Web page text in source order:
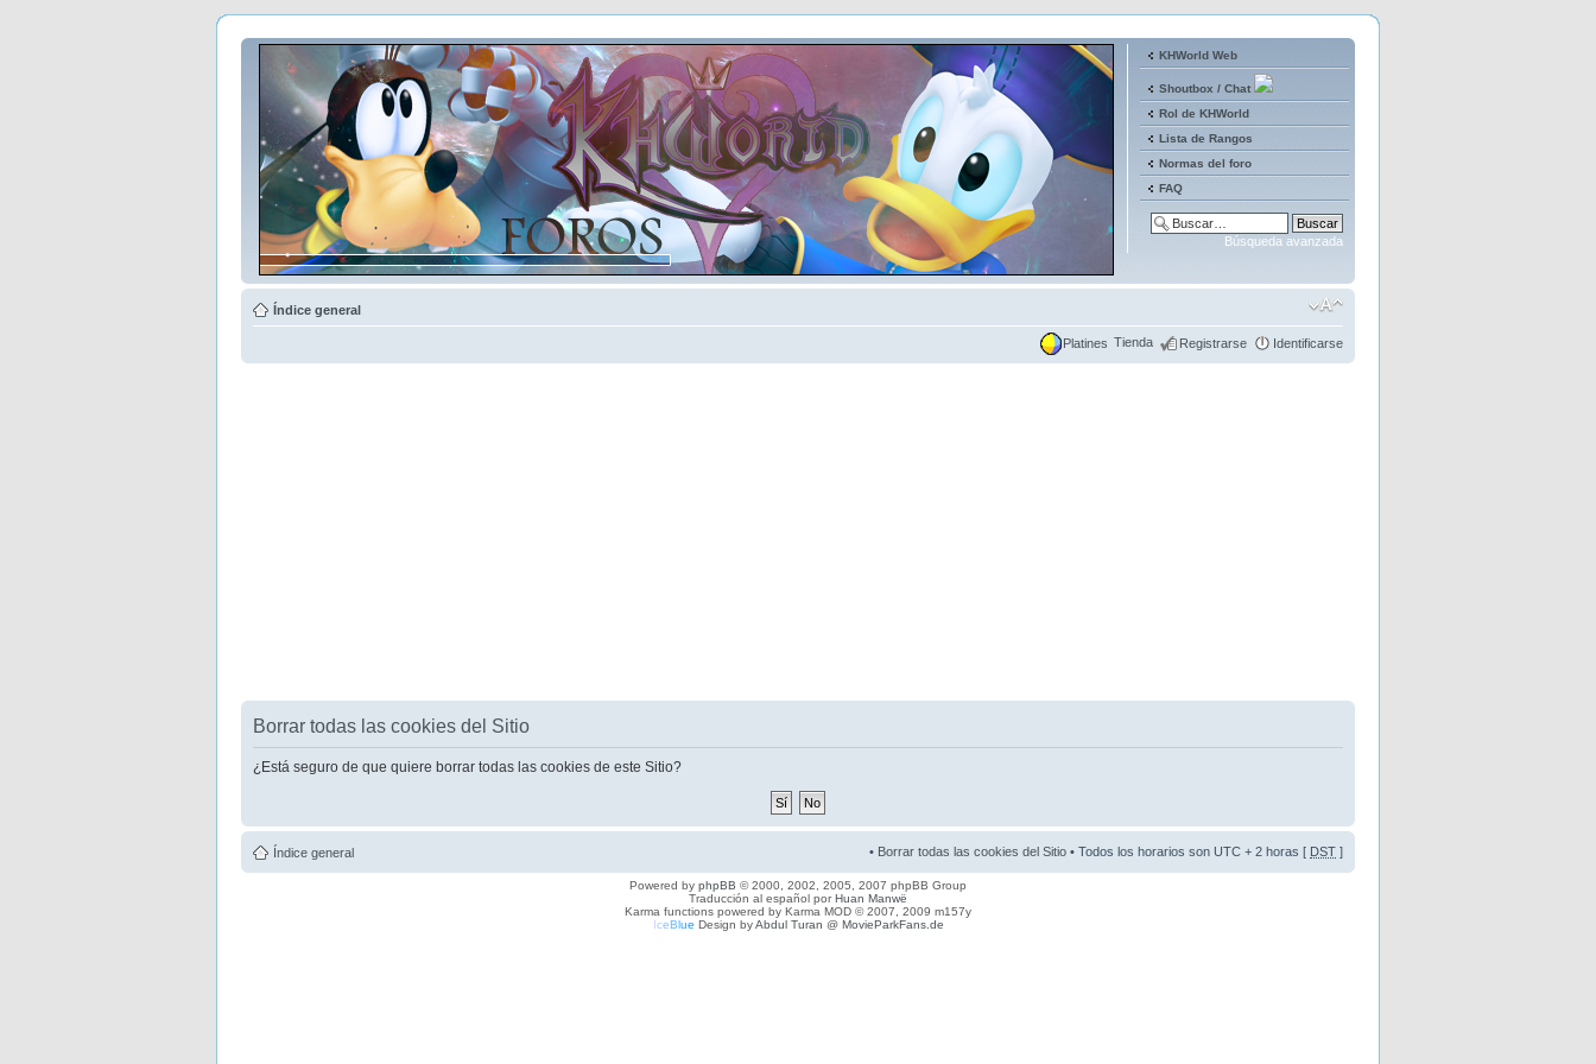
KHWorld Web
Shoutbox / Chat
Rol de KHWorld
Lista de Rangos
Normas del foro
FAQ
Búsqueda avanzada
Índice general
Platines Tienda Registrarse Identificarse
Borrar todas las cookies del Sitio
¿Está seguro de que quiere borrar todas las cookies de este Sitio?
Índice general • Borrar todas las cookies del Sitio • Todos los horarios son UTC + 2 horas [ DST ]
Powered by phpBB © 2000, 2002, 2005, 2007 phpBB Group
Traducción al español porHuan Manwë
Karma functions powered by Karma MOD © 2007, 2009 m157y
IceBlue Design byAbdul Turan @ MovieParkFans.de